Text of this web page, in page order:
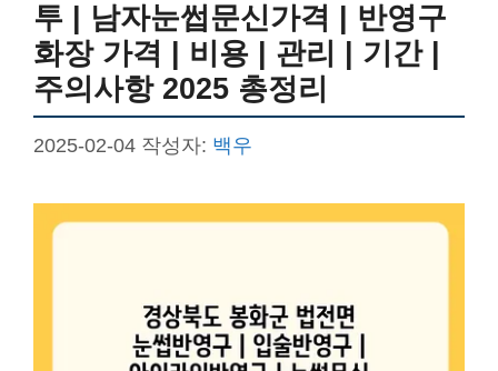
투 | 남자눈썹문신가격 | 반영구
화장 가격 | 비용 | 관리 | 기간 |
주의사항 2025 총정리
2025-02-04 작성자: 백우